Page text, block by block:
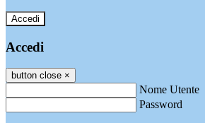
Accedi
Accedi
button close ×
Nome Utente
Password